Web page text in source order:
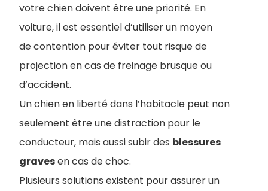
votre chien doivent être une priorité. En
voiture, il est essentiel d’utiliser un moyen
de contention pour éviter tout risque de
projection en cas de freinage brusque ou
d’accident.
Un chien en liberté dans l’habitacle peut non
seulement être une distraction pour le
conducteur, mais aussi subir des blessures
gravesen cas de choc.
Plusieurs solutions existent pour assurer un